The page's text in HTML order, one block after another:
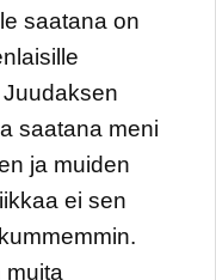
saatana on
saatana meni
ja muiden
ei sen
muita